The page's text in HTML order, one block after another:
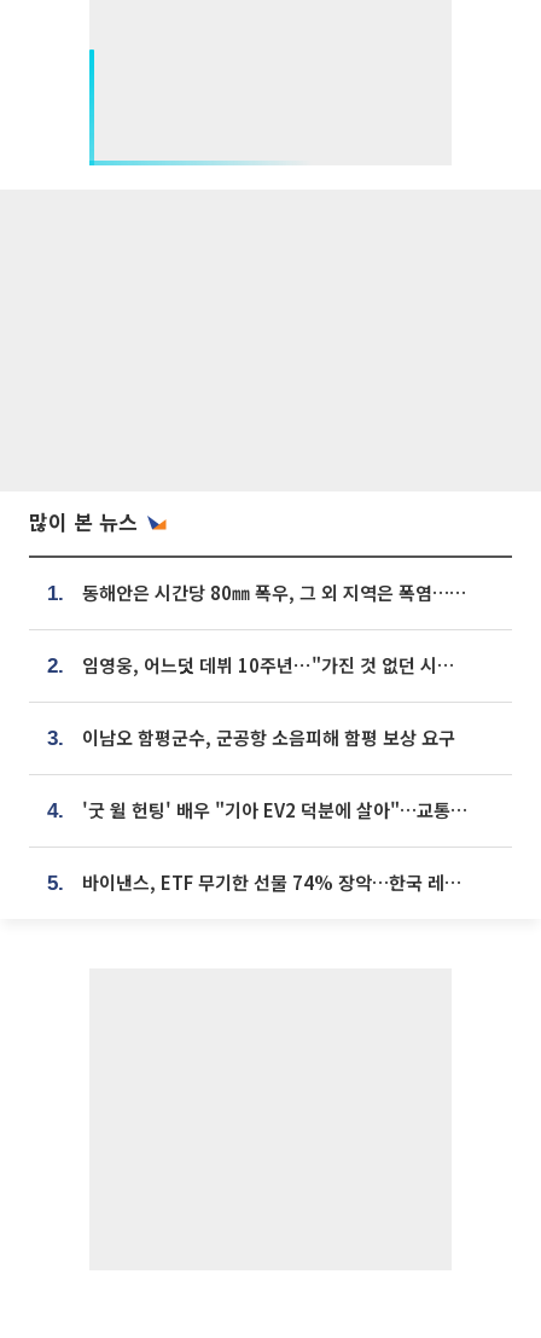
많이 본 뉴스
1. 동해안은 시간당 80㎜ 폭우, 그 외 지역은 폭염…‘극과 극 날씨’
2. 임영웅, 어느덧 데뷔 10주년⋯"가진 것 없던 시절, 내 앞엔 20명의 팬뿐"
3. 이남오 함평군수, 군공항 소음피해 함평 보상 요구
4. '굿 윌 헌팅' 배우 "기아 EV2 덕분에 살아"…교통사고 후 안전성 극찬
5. 바이낸스, ETF 무기한 선물 74% 장악…한국 레버리지 ETF 거래 급증 [e가상자산]